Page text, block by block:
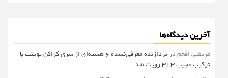
آخرین دیدگاه‌ها
مرتضی افخمدر
پردازنده معرفی‌نشده 6 هسته‌ای از سری کراکن پوینت با
ترکیب عجیب 3+3 رویت شد